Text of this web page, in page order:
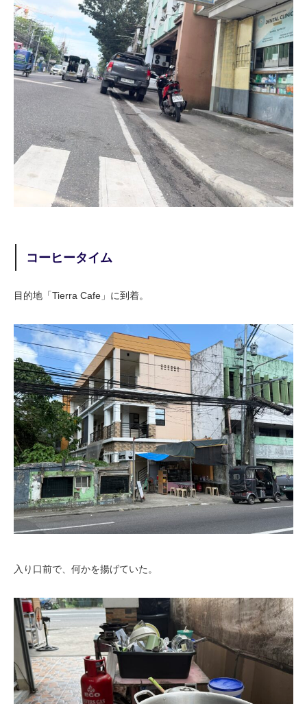
コーヒータイム
目的地「Tierra Cafe」に到着。
入り口前で、何かを揚げていた。